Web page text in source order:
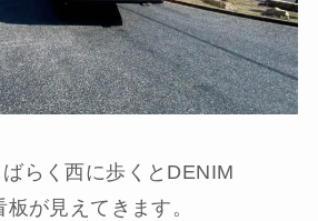
らく西に歩くとDENIM
が見えてきます。